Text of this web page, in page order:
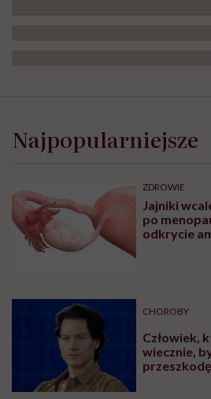
Najpopularniejsze
ZDROWIE
Jajniki
po
odkrycie
CHOROBY
Człowiek,
wiecznie,